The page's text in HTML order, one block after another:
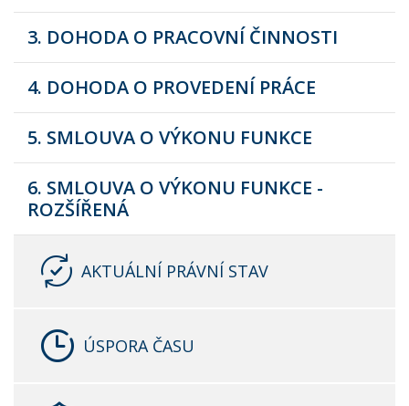
3. DOHODA O PRACOVNÍ ČINNOSTI
4. DOHODA O PROVEDENÍ PRÁCE
5. SMLOUVA O VÝKONU FUNKCE
6. SMLOUVA O VÝKONU FUNKCE -
ROZŠÍŘENÁ
AKTUÁLNÍ PRÁVNÍ STAV
ÚSPORA ČASU